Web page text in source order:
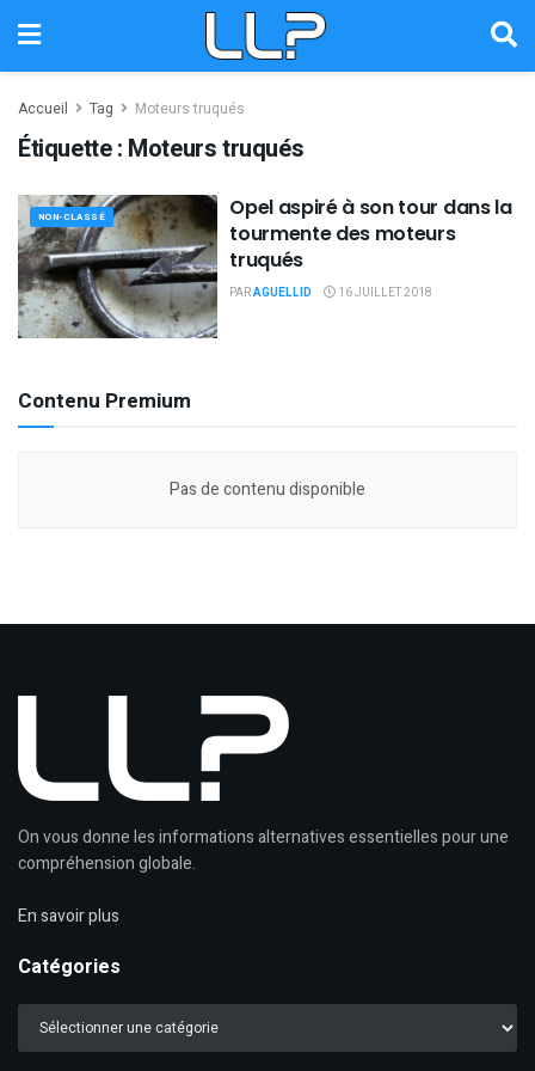
Accueil Tag Moteurs truqués
Étiquette : Moteurs truqués
NON-CLASSÉ
Opel aspiré à son tour dans la
tourmente des moteurs
truqués
PARAGUELLID 16 JUILLET 2018
Contenu Premium
Pas de contenu disponible
On vous donne les informations alternatives essentielles pour une
compréhension globale.
En savoir plus
Catégories
Catégories